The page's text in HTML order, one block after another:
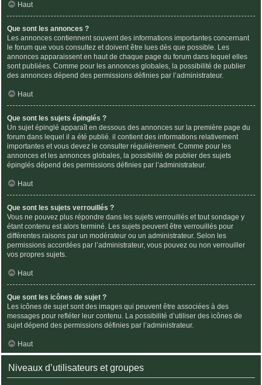
Haut
Que sont les annonces ?
Les annonces contiennent souvent des informations importantes concernant
le forum que vous consultez et doivent être lues dès que possible. Les
annonces apparaissent en haut de chaque page du forum dans lequel elles
sont publiées. Comme pour les annonces globales, la possibilité de publier
des annonces dépend des permissions définies par l’administrateur.
Haut
Que sont les sujets épinglés ?
Un sujet épinglé apparaît en dessous des annonces sur la première page du
forum dans lequel il a été publié. il contient des informations relativement
importantes et vous devez le consulter régulièrement. Comme pour les
annonces et les annonces globales, la possibilité de publier des sujets
épinglés dépend des permissions définies par l’administrateur.
Haut
Que sont les sujets verrouillés ?
Vous ne pouvez plus répondre dans les sujets verrouillés et tout sondage y
étant contenu est alors terminé. Les sujets peuvent être verrouillés pour
différentes raisons par un modérateur ou un administrateur. Selon les
permissions accordées par l’administrateur, vous pouvez ou non verrouiller
vos propres sujets.
Haut
Que sont les icônes de sujet ?
Les icônes de sujet sont des images qui peuvent être associées à des
messages pour refléter leur contenu. La possibilité d’utiliser des icônes de
sujet dépend des permissions définies par l’administrateur.
Haut
Niveaux d’utilisateurs et groupes